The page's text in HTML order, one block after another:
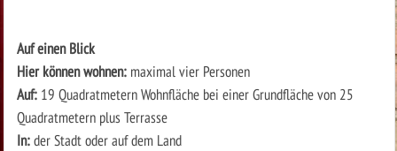
Auf einen Blick
Hier können wohnen:maximal vier Personen
Auf:19 Quadratmetern Wohnfläche bei einer Grundfläche von 25
Quadratmetern plus Terrasse
In:der Stadt oder auf dem Land